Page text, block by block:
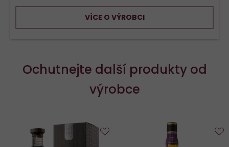
VÍCE O VÝROBCI
Ochutnejte další produkty od
výrobce